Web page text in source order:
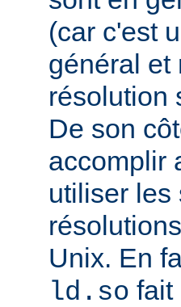
(car c'est
général et
résolution
De son
accomplir
utiliser les
Unix. En
ld.so fait